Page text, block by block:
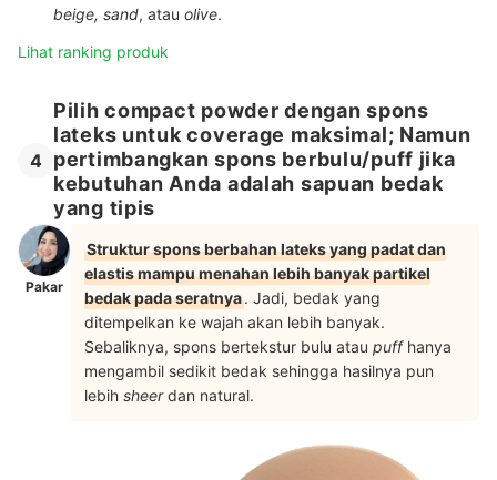
beige, sand, atau olive.
Lihat ranking produk
4
Pilih compact powder dengan spons
lateks untuk coverage maksimal; Namun
pertimbangkan spons berbulu/puff jika
kebutuhan Anda adalah sapuan bedak
yang tipis
Pakar
Struktur spons berbahan lateks yang padat dan
elastis mampu menahan lebih banyak partikel
bedak pada seratnya. Jadi, bedak yang
ditempelkan ke wajah akan lebih banyak.
Sebaliknya, spons bertekstur bulu atau puffhanya
mengambil sedikit bedak sehingga hasilnya pun
lebih sheerdan natural.